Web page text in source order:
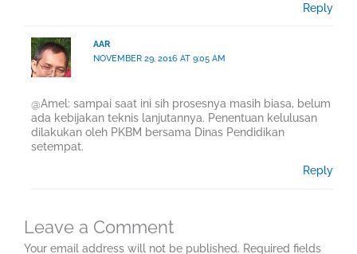
Reply
AAR
NOVEMBER 29, 2016 AT 9:05 AM
@Amel: sampai saat ini sih prosesnya masih biasa, belum
ada kebijakan teknis lanjutannya. Penentuan kelulusan
dilakukan oleh PKBM bersama Dinas Pendidikan
setempat.
Reply
Leave a Comment
Your email address will not be published. Required fields